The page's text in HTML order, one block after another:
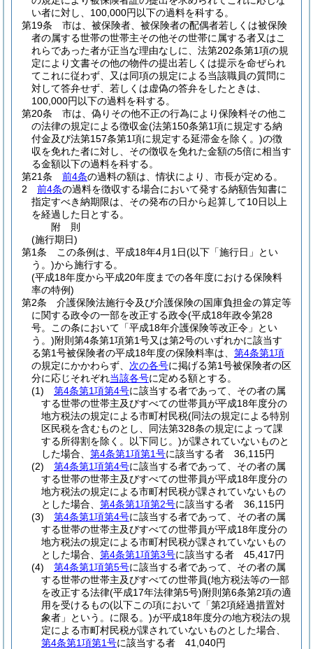
い者に対し、100,000円以下の過料を科する。
第19条
市は、被保険者、被保険者の配偶者若しくは被保険
者の属する世帯の世帯主その他その世帯に属する者又はこ
れらであった者が正当な理由なしに、法第202条第1項の規
定により文書その他の物件の提出若しくは提示を命ぜられ
てこれに従わず、又は同項の規定による当該職員の質問に
対して答弁せず、若しくは虚偽の答弁をしたときは、
100,000円以下の過料を科する。
第20条
市は、偽りその他不正の行為により保険料その他こ
の法律の規定による徴収金(法第150条第1項に規定する納
付金及び法第157条第1項に規定する延滞金を除く。)の徴
収を免れた者に対し、その徴収を免れた金額の5倍に相当す
る金額以下の過料を科する。
第21条
前4条の過料の額は、情状により、市長が定める。
2
前4条の過料を徴収する場合において発する納額告知書に
指定すべき納期限は、その発布の日から起算して10日以上
を経過した日とする。
附 則
(施行期日)
第1条
この条例は、平成18年4月1日(以下「施行日」とい
う。)から施行する。
(平成18年度から平成20年度までの各年度における保険料
率の特例)
第2条
介護保険法施行令及び介護保険の国庫負担金の算定等
に関する政令の一部を改正する政令(平成18年政令第28
号。この条において「平成18年介護保険等改正令」とい
う。)附則第4条第1項第1号又は第2号のいずれかに該当す
る第1号被保険者の平成18年度の保険料率は、 第4条第1項
の規定にかかわらず、 次の各号に掲げる第1号被保険者の区
分に応じそれぞれ当該各号に定める額とする。
(1)
第4条第1項第4号に該当する者であって、その者の属
する世帯の世帯主及びすべての世帯員が平成18年度分の
地方税法の規定による市町村民税(同法の規定による特別
区民税を含むものとし、同法第328条の規定によって課
する所得割を除く。以下同じ。)が課されていないものと
した場合、 第4条第1項第1号に該当する者 36,115円
(2)
第4条第1項第4号に該当する者であって、その者の属
する世帯の世帯主及びすべての世帯員が平成18年度分の
地方税法の規定による市町村民税が課されていないもの
とした場合、 第4条第1項第2号に該当する者 36,115円
(3)
第4条第1項第4号に該当する者であって、その者の属
する世帯の世帯主及びすべての世帯員が平成18年度分の
地方税法の規定による市町村民税が課されていないもの
とした場合、 第4条第1項第3号に該当する者 45,417円
(4)
第4条第1項第5号に該当する者であって、その者の属
する世帯の世帯主及びすべての世帯員(地方税法等の一部
を改正する法律(平成17年法律第5号)附則第6条第2項の適
用を受けるもの(以下この項において「第2項経過措置対
象者」という。に限る。)が平成18年度分の地方税法の規
定による市町村民税が課されていないものとした場合、
第4条第1項第1号に該当する者 41,040円